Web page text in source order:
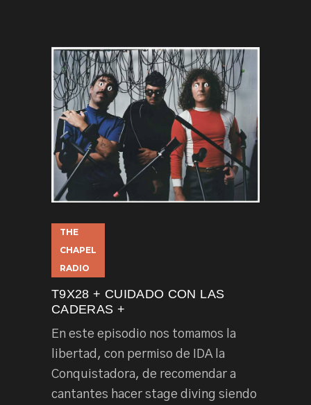
THE
CHAPEL
RADIO
T9X28 + CUIDADO CON LAS
CADERAS +
En este episodio nos tomamos la
libertad, con permiso de IDA la
Conquistadora, de recomendar a
cantantes hacer stage diving siendo